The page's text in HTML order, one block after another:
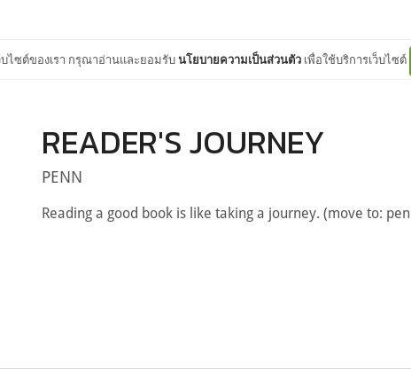
บไซต์ของเรา กรุณาอ่านและยอมรับนโยบายความเป็นส่วนตัว เพื่อใช้บริการเว็บไซต์
READER'S JOURNEY
PENN
Reading a good book is like taking a journey. (move to: